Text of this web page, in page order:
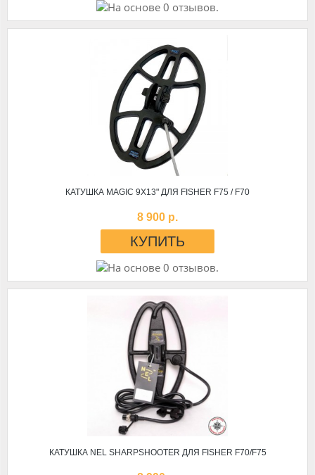
КАТУШКА MAGIC 9Х13" ДЛЯ FISHER F75 / F70
8 900 р.
КАТУШКА NEL SHARPSHOOTER ДЛЯ FISHER F70/F75